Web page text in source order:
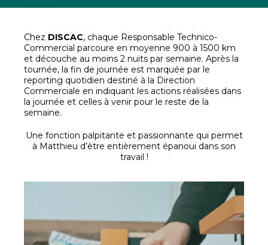
Chez DISCAC, chaque Responsable Technico-
Commercial parcoure en moyenne 900 à 1500 km
et découche au moins 2 nuits par semaine. Après la
tournée, la fin de journée est marquée par le
reporting quotidien destiné à la Direction
Commerciale en indiquant les actions réalisées dans
la journée et celles à venir pour le reste de la
semaine.
Une fonction palpitante et passionnante qui permet
à Matthieu d’être entièrement épanoui dans son
travail !